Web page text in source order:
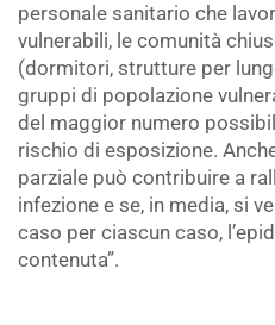
personale sanitario che
vulnerabili, le comunità
(dormitori, strutture per
gruppi di popolazione
del maggior numero
rischio di esposizione.
parziale può contribuire a
infezione e se, in media, si
caso per ciascun caso,
contenuta”.